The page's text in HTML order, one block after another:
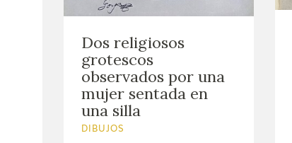
CONTACTO
Dos religiosos
grotescos
observados por una
mujer sentada en
una silla
DIBUJOS